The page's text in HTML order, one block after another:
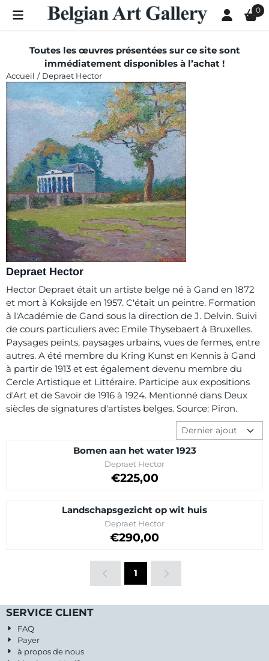
Les préférences de cookies sont actuellement fermées. 0
Toutes les œuvres présentées sur ce site sont
immédiatement disponibles à l’achat !
Accueil / Depraet Hector
Depraet Hector
Hector Depraet était un artiste belge né à Gand en 1872
et mort à Koksijde en 1957. C'était un peintre. Formation
à l'Académie de Gand sous la direction de J. Delvin. Suivi
de cours particuliers avec Emile Thysebaert à Bruxelles.
Paysages peints, paysages urbains, vues de fermes, entre
autres. A été membre du Kring Kunst en Kennis à Gand
à partir de 1913 et est également devenu membre du
Cercle Artistique et Littéraire. Participe aux expositions
d'Art et de Savoir de 1916 à 1924. Mentionné dans Deux
siècles de signatures d'artistes belges. Source: Piron.
Méthode de tri
Bomen aan het water 1923
Marque :
Depraet Hector
Prix: 225,00
€225,00
Landschapsgezicht op wit huis
Marque :
Depraet Hector
Prix sur demande
€290,00
1
SERVICE CLIENT
FAQ
Payer
à propos de nous